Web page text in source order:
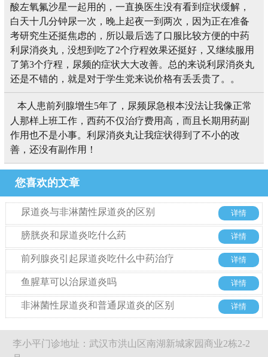
酸左氧氟沙星一起用的，一直换医生没有看到症状缓解，
白天十几分钟尿一次，晚上起夜一到两次，因为正在准备
考研究生还挺焦虑的，所以最后选了口服比较方便的中药
利尿消炎丸，没想到吃了2个疗程效果还挺好，又继续服用
了第3个疗程，尿频的症状大大改善。总的来说利尿消炎丸
还是不错的，就是对于学生党来说价格有丢丢贵了。。
本人患前列腺增生5年了，尿频尿急根本没法让我像正常
人那样上班工作，西药不仅治疗费用高，而且长期用药副
作用也不是小事。利尿消炎丸让我症状得到了不小的改
善，还没有副作用！
您喜欢的文章
尿道炎与非淋菌性尿道炎的区别 详情
膀胱炎和尿道炎吃什么药 详情
前列腺炎引起尿道炎吃什么中药治疗 详情
鱼腥草可以治尿道炎吗 详情
非淋菌性尿道炎和普通尿道炎的区别 详情
李小平门诊地址：武汉市洪山区南湖新城家园商业2栋2-2